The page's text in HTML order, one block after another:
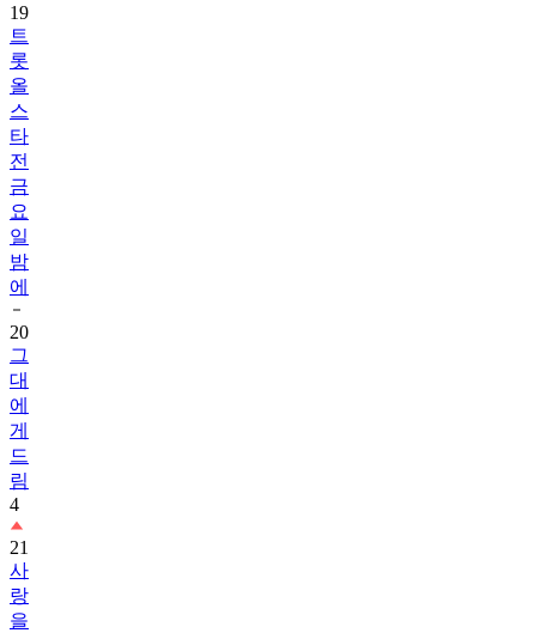
19
트
롯
올
스
타
전
금
요
일
밤
에
20
그
대
에
게
드
림
4
21
사
랑
을